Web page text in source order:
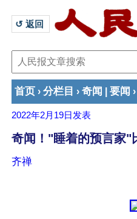
↺ 返回
首页 › 分栏目 › 奇闻 要闻 ›
2022年2月19日 发表
奇闻！"睡着的预言家"
齐禅